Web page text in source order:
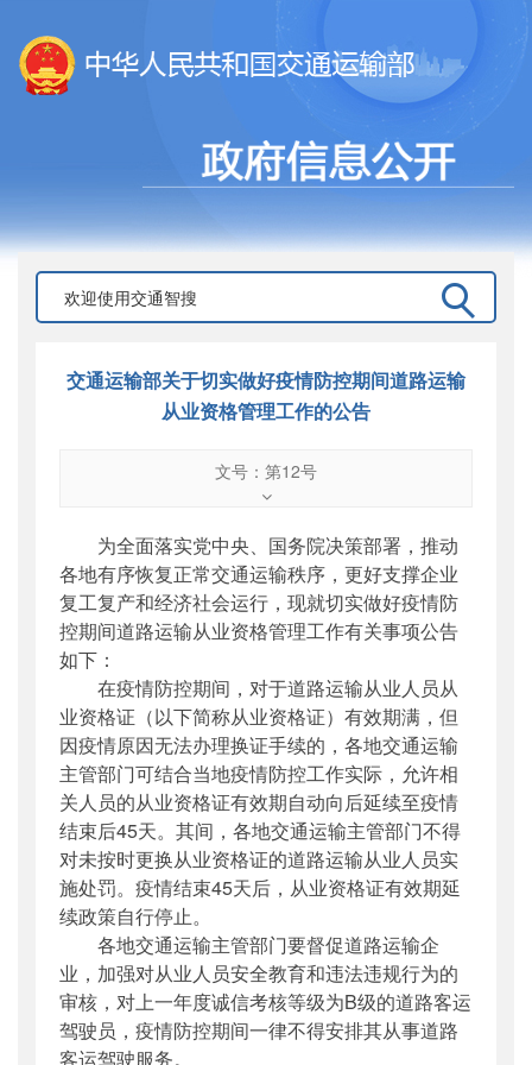
交通运输部关于切实做好疫情防控期间道路运输
从业资格管理工作的公告
文号：第12号
公开日期：2020年02月27日
主题词：
道路运输;从业资格;疫情防控
机构分类：运输服务司
主题分类
公文类型：其他
为全面落实党中央、国务院决策部署，推动
各地有序恢复正常交通运输秩序，更好支撑企业
复工复产和经济社会运行，现就切实做好疫情防
控期间道路运输从业资格管理工作有关事项公告
如下：
在疫情防控期间，对于道路运输从业人员从
业资格证（以下简称从业资格证）有效期满，但
因疫情原因无法办理换证手续的，各地交通运输
主管部门可结合当地疫情防控工作实际，允许相
关人员的从业资格证有效期自动向后延续至疫情
结束后45天。其间，各地交通运输主管部门不得
对未按时更换从业资格证的道路运输从业人员实
施处罚。疫情结束45天后，从业资格证有效期延
续政策自行停止。
各地交通运输主管部门要督促道路运输企
业，加强对从业人员安全教育和违法违规行为的
审核，对上一年度诚信考核等级为B级的道路客运
驾驶员，疫情防控期间一律不得安排其从事道路
客运驾驶服务。